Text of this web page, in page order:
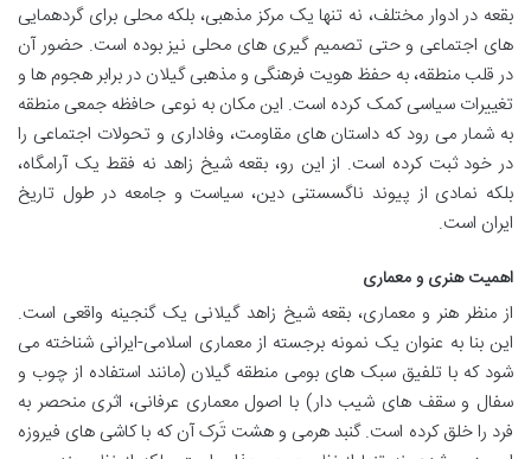
بقعه در ادوار مختلف، نه تنها یک مرکز مذهبی، بلکه محلی برای گردهمایی
های اجتماعی و حتی تصمیم گیری های محلی نیز بوده است. حضور آن
در قلب منطقه، به حفظ هویت فرهنگی و مذهبی گیلان در برابر هجوم ها و
تغییرات سیاسی کمک کرده است. این مکان به نوعی حافظه جمعی منطقه
به شمار می رود که داستان های مقاومت، وفاداری و تحولات اجتماعی را
در خود ثبت کرده است. از این رو، بقعه شیخ زاهد نه فقط یک آرامگاه،
بلکه نمادی از پیوند ناگسستنی دین، سیاست و جامعه در طول تاریخ
ایران است.
اهمیت هنری و معماری
از منظر هنر و معماری، بقعه شیخ زاهد گیلانی یک گنجینه واقعی است.
این بنا به عنوان یک نمونه برجسته از معماری اسلامی-ایرانی شناخته می
شود که با تلفیق سبک های بومی منطقه گیلان (مانند استفاده از چوب و
سفال و سقف های شیب دار) با اصول معماری عرفانی، اثری منحصر به
فرد را خلق کرده است. گنبد هرمی و هشت تَرک آن که با کاشی های فیروزه